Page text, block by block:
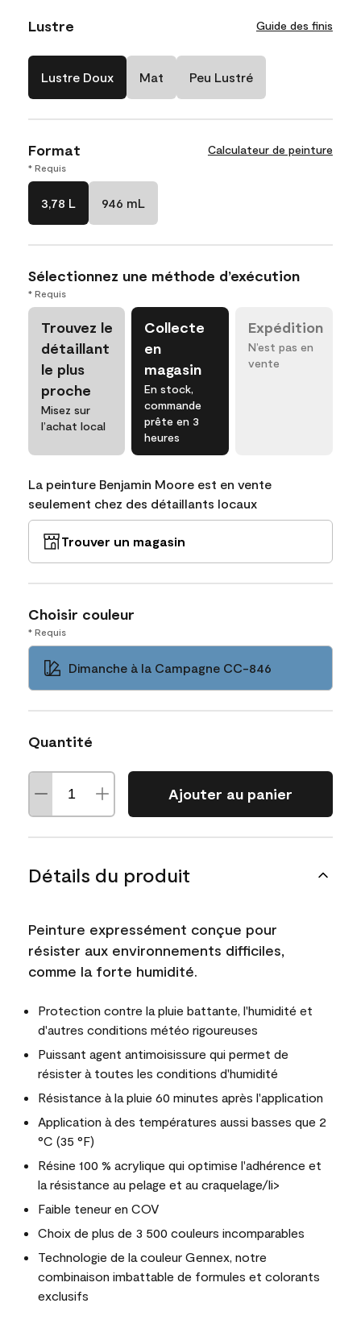
Lustre Guide des finis
Lustre Doux Mat Peu Lustré
Format Calculateur de peinture
* Requis
3,78 L 946 mL
Sélectionnez une méthode d’exécution
* Requis
Trouvez le
détaillant
le plus
proche
Misez sur
l’achat local
Collecte
en
magasin
En stock,
commande
prête en 3
heures
Expédition
N’est pas en
vente
La peinture Benjamin Moore est en vente
seulement chez des détaillants locaux
Trouver un magasin
Choisir couleur
* Requis
Dimanche à la Campagne CC-846
Quantité
Ajouter au panier
Détails du produit
Peinture expressément conçue pour
résister aux environnements difficiles,
comme la forte humidité.
Protection contre la pluie battante, l'humidité et
d'autres conditions météo rigoureuses
Puissant agent antimoisissure qui permet de
résister à toutes les conditions d'humidité
Résistance à la pluie 60 minutes après l'application
Application à des températures aussi basses que 2
°C (35 °F)
Résine 100 % acrylique qui optimise l'adhérence et
la résistance au pelage et au craquelage/li>
Faible teneur en COV
Choix de plus de 3 500 couleurs incomparables
Technologie de la couleur Gennex, notre
combinaison imbattable de formules et colorants
exclusifs